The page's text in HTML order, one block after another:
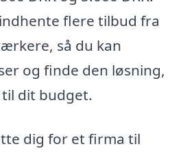
flere tilbud fra
så du kan
og finde den løsning,
dit budget.
dig for et firma til